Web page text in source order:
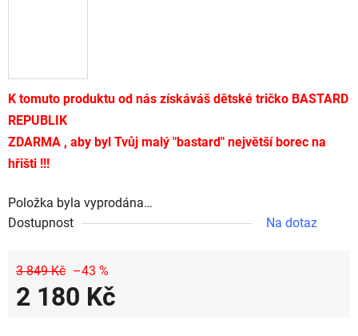
K tomuto produktu od nás získáváš dětské tričko BASTARD
REPUBLIK
ZDARMA , aby byl Tvůj malý "bastard" největší borec na
hřišti !!!
Položka byla vyprodána…
Dostupnost
Na dotaz
3 849 Kč –43 %
2 180 Kč